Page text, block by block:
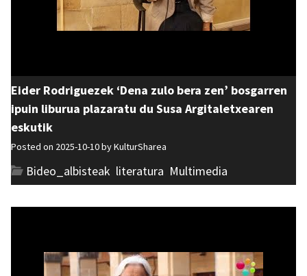
Eider Rodriguezek ‘Dena zulo bera zen’ bosgarren
ipuin liburua plazaratu du Susa Argitaletxearen
eskutik
Posted on 2025-10-10 byKulturSharea
Bideo_albisteak literatura Multimedia